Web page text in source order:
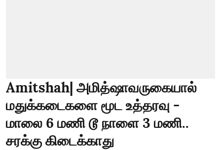
Amitshah| அமித்ஷாவருகையால்
மதுக்கடைகளை மூட உத்தரவு -
மாலை 6 மணி டூ நாளை 3 மணி..
சரக்கு கிடைக்காது